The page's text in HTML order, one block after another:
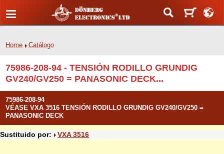
Home Catálogo
75986-208-94 - TENSIÓN RODILLO GRUNDIG
GV240/GV250 = PANASONIC DECK...
75986-208-94
VÉASE VXA 3516 TENSIÓN RODILLO GRUNDIG GV240/GV250 =
PANASONIC DECK
Sustituido por: VXA 3516